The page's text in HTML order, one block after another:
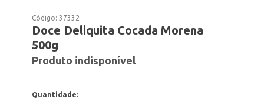
Código:37332
Doce Deliquita Cocada Morena
500g
Produto indisponível
Quantidade: